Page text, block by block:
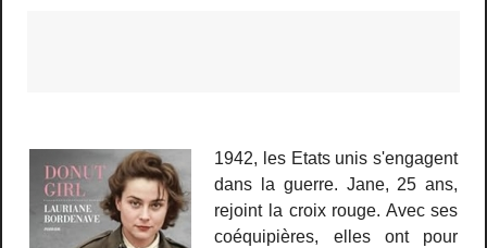
1942, les Etats unis s'engagent
dans la guerre. Jane, 25 ans,
rejoint la croix rouge. Avec ses
coéquipières, elles ont pour